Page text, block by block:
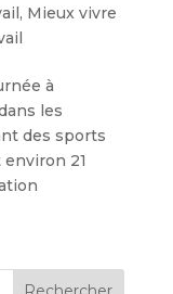
, Mieux vivre
à
les
des sports
21